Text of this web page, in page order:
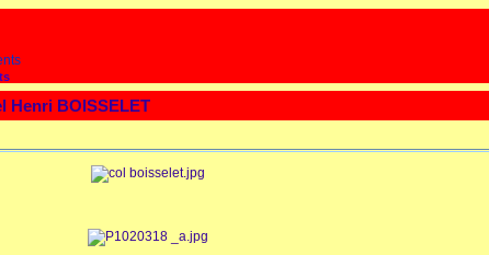
Henri BOISSELET